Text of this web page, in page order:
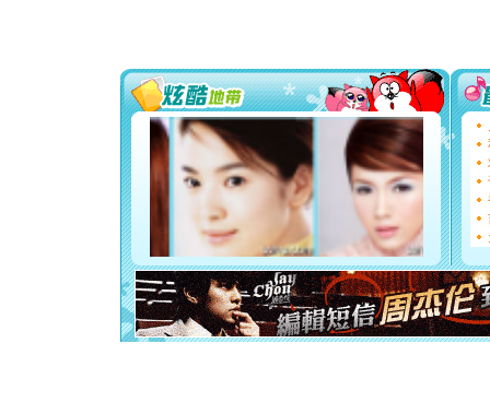
你太多，
要平安
[圣诞节]
能正大
都要快乐
[圣诞节]
如意,快
[元旦]
看
断电。
你是我
[元旦]
起；二是
离。水晶
[元旦]当
泣，这痛